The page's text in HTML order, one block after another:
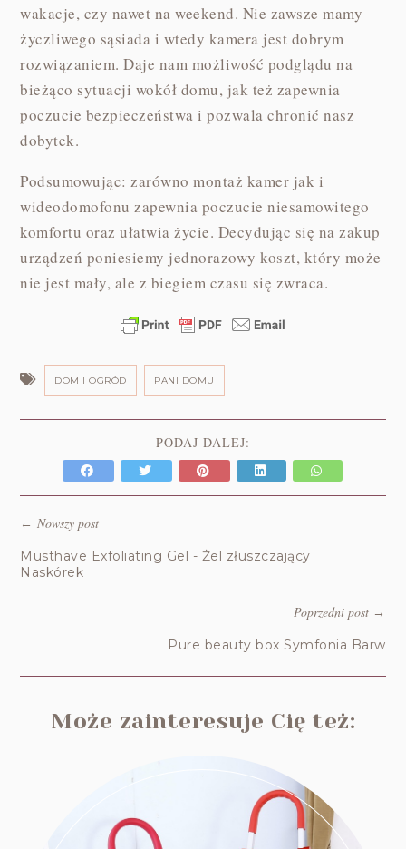
wakacje, czy nawet na weekend. Nie zawsze mamy
życzliwego sąsiada i wtedy kamera jest dobrym
rozwiązaniem. Daje nam możliwość podglądu na
bieżąco sytuacji wokół domu, jak też zapewnia
poczucie bezpieczeństwa i pozwala chronić nasz
dobytek.
Podsumowując: zarówno montaż kamer jak i
wideodomofonu zapewnia poczucie niesamowitego
komfortu oraz ułatwia życie. Decydując się na zakup
urządzeń poniesiemy jednorazowy koszt, który może
nie jest mały, ale z biegiem czasu się zwraca.
DOM I OGRÓD PANI DOMU
PODAJ DALEJ:
←Nowszy post
Musthave Exfoliating Gel - Żel złuszczający
Naskórek
Poprzedni post→
Pure beauty box Symfonia Barw
Może zainteresuje Cię też: